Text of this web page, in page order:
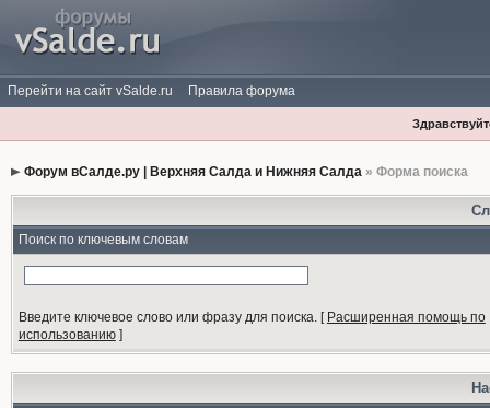
Перейти на сайт vSalde.ru Правила форума
Форум вСалде.ру | Верхняя Салда и Нижняя Салда» Форма поиска
Поиск по ключевым словам
Введите ключевое слово или фразу для поиска.[ Расширенная помощь по
использованию]